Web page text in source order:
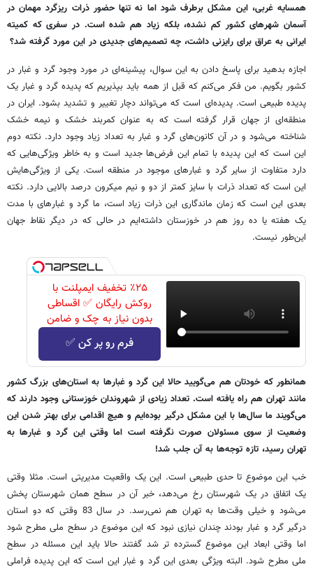
همسایه غربی، این مشکل برطرف شود اما نه تنها حضور ذرات ریزگرد مهمان در
آسمان شهرهای کشور کم نشده، بلکه زیاد هم شده است. در سفری که کمیته
ایرانی به عراق برای رایزنی داشت، چه تصمیم‌های جدیدی در این مورد گرفته شد؟
اجازه بدهید برای پاسخ دادن به این سوال، پیشینه‌ای در مورد وجود گرد و غبار در
کشور بگویم. من فکر می‌کنم که قبل از همه باید بپذیریم که پدیده گرد و غبار یک
پدیده طبیعی است. پدیده‌ای است که می‌تواند دچار تغییر و تشدید بشود. ایران در
منطقه‌ای از جهان قرار گرفته است که به عنوان کمربند خشک و نیمه خشک
شناخته می‌شود و در آن کانون‌های گرد و غبار به تعداد زیاد وجود دارد. نکته دوم
این است که این پدیده با تمام این فرض‌ها جدید است و به خاطر ویژگی‌هایی که
دارد متفاوت از سایر گرد و غبارهای موجود در منطقه است. یکی از ویژگی‌هایش
این است که تعداد ذرات با سایز کمتر از دو و نیم میکرون درصد بالایی دارد. نکته
بعدی این است که زمان ماندگاری این ذرات زیاد است، ما گرد و غبارهای با مدت
یک هفته یا ده روز هم در خوزستان داشته‌ایم در حالی که در دیگر نقاط جهان
این‌طور نیست.
٪۲۵ تخفیف ایمپلنت با
روکش رایگان ✅ اقساطی
بدون نیاز به چک و ضامن
فرم رو پر کن ✅
همانطور که خودتان هم می‌گویید حالا این گرد و غبارها به استان‌های بزرگ کشور
مانند تهران هم راه یافته است. تعداد زیادی از شهروندان خوزستانی وجود دارند که
می‌گویند ما سال‌ها با این مشکل درگیر بوده‌ایم و هیچ اقدامی برای بهتر شدن این
وضعیت از سوی مسئولان صورت نگرفته است اما وقتی این گرد و غبارها به
تهران رسید، تازه توجه‌ها به آن جلب شد!
خب این موضوع تا حدی طبیعی است. این یک واقعیت مدیریتی است. مثلا وقتی
یک اتفاق در یک شهرستان رخ می‌دهد، خبر آن در سطح همان شهرستان پخش
می‌شود و خیلی وقت‌ها به تهران هم نمی‌رسد. در سال 83 وقتی که دو استان
درگیر گرد و غبار بودند چندان نیازی نبود که این موضوع در سطح ملی مطرح شود
اما وقتی ابعاد این موضوع گسترده تر شد گفتند حالا باید این مسئله در سطح
ملی مطرح شود. البته ویژگی بعدی این گرد و غبار این است که این پدیده فراملی